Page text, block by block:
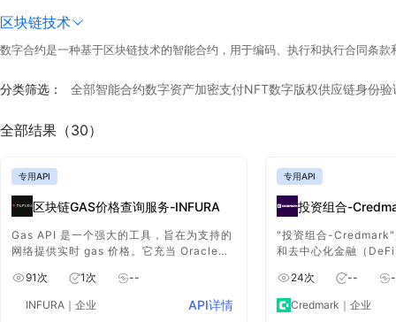
区块链技术
数字合约是一种基于区块链技术的智能合约，用于编码、执行和执行合同条
分类筛选： 全部智能合约数字资产加密支付NFT数字版权供应链身份验
全部结果（30）
专用API
区块链GAS价格查询服务-INFURA
Gas API 是一个强大的工具，旨在为支持的
网络提供实时 gas 价格。它充当 Oracle，
的最新信息 在以太坊虚拟机 （EVM） 兼容
链上的实时GAS价格
91 次 1 次 --
INFURA ｜企业 API详情
专用API
投资组合-
"投资组合-Credmark"
和去中心化金融（
其投资组合的数据。
24次 --
Credmark ｜企业